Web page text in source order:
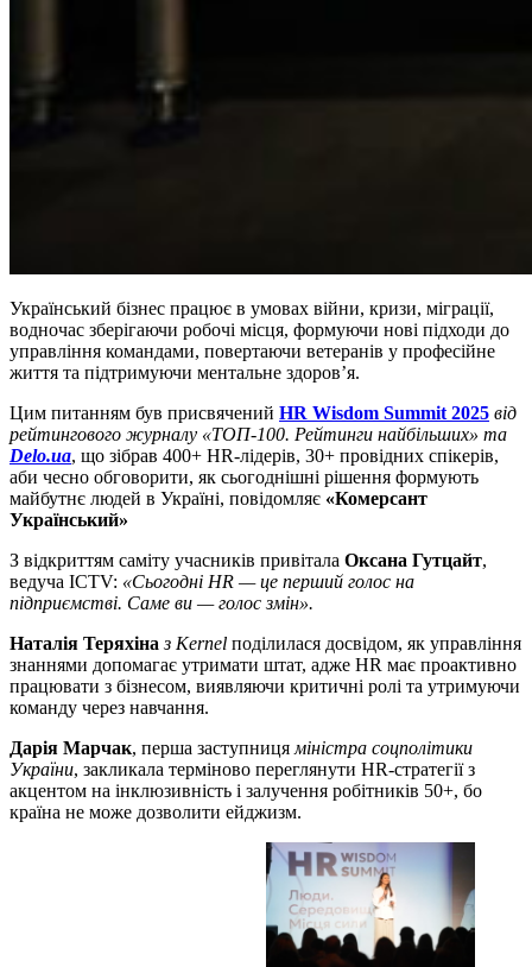
Український бізнес працює в умовах війни, кризи, міграції,
водночас зберігаючи робочі місця, формуючи нові підходи до
управління командами, повертаючи ветеранів у професійне
життя та підтримуючи ментальне здоров’я.
Цим питанням був присвячений HR Wisdom Summit 2025 від
рейтингового журналу «ТОП-100. Рейтинги найбільших» та
Delo.ua, що зібрав 400+ HR-лідерів, 30+ провідних спікерів,
аби чесно обговорити, як сьогоднішні рішення формують
майбутнє людей в Україні, повідомляє «Комерсант
Український»
З відкриттям саміту учасників привітала Оксана Гутцайт,
ведуча ICTV: «Сьогодні HR — це перший голос на
підприємстві. Саме ви — голос змін».
Наталія Теряхіназ Kernel поділилася досвідом, як управління
знаннями допомагає утримати штат, адже HR має проактивно
працювати з бізнесом, виявляючи критичні ролі та утримуючи
команду через навчання.
Дарія Марчак, перша заступниця міністра соцполітики
України, закликала терміново переглянути HR-стратегії з
акцентом на інклюзивність і залучення робітників 50+, бо
країна не може дозволити ейджизм.